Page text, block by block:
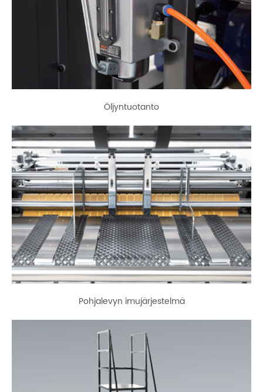
Öljyntuotanto
Pohjalevyn imujärjestelmä